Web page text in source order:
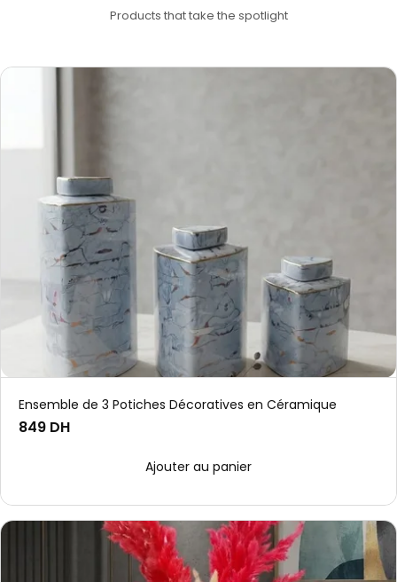
Products that take the spotlight
Ensemble de 3 Potiches Décoratives en Céramique
849 DH